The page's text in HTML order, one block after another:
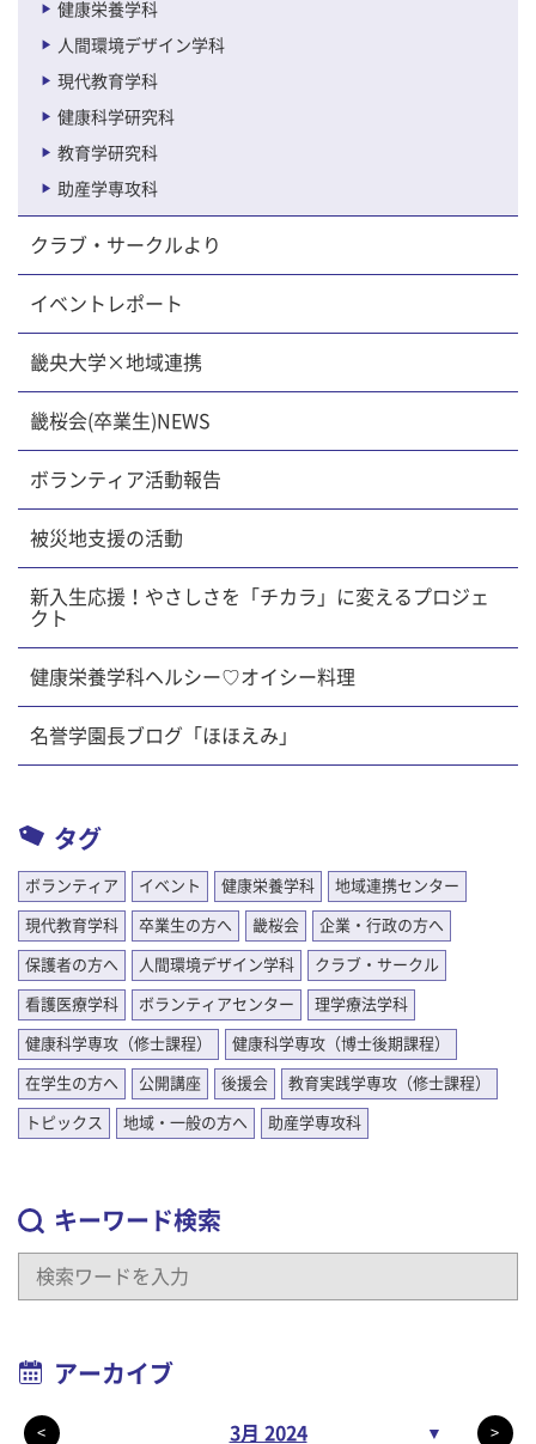
健康栄養学科
人間環境デザイン学科
現代教育学科
健康科学研究科
教育学研究科
助産学専攻科
クラブ・サークルより
イベントレポート
畿央大学×地域連携
畿桜会(卒業生)NEWS
ボランティア活動報告
被災地支援の活動
新入生応援！やさしさを「チカラ」に変えるプロジェ
クト
健康栄養学科ヘルシー♡オイシー料理
名誉学園長ブログ「ほほえみ」
タグ
ボランティア イベント 健康栄養学科 地域連携センター
現代教育学科 卒業生の方へ 畿桜会 企業・行政の方へ
保護者の方へ 人間環境デザイン学科 クラブ・サークル
看護医療学科 ボランティアセンター 理学療法学科
健康科学専攻（修士課程） 健康科学専攻（博士後期課程）
在学生の方へ 公開講座 後援会 教育実践学専攻（修士課程）
トピックス 地域・一般の方へ 助産学専攻科
キーワード検索
アーカイブ
< 3月 2024 ▼ >